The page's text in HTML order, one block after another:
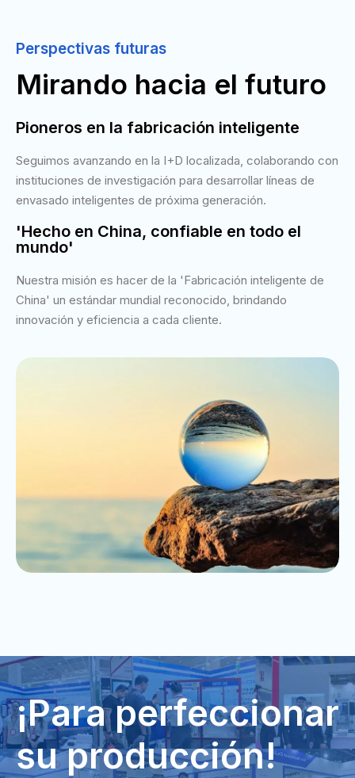
Perspectivas futuras
Mirando hacia el futuro
Pioneros en la fabricación inteligente
Seguimos avanzando en la I+D localizada, colaborando con
instituciones de investigación para desarrollar líneas de
envasado inteligentes de próxima generación.
'Hecho en China, confiable en todo el
mundo'
Nuestra misión es hacer de la 'Fabricación inteligente de
China' un estándar mundial reconocido, brindando
innovación y eficiencia a cada cliente.
¡Para perfeccionar
su producción!